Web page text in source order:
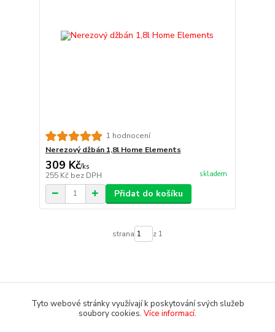
1 hodnocení
Nerezový džbán 1,8l Home Elements
309 Kč/ks
255 Kč bez DPH skladem
Přidat do košíku
strana z 1
Tyto webové stránky využívají k poskytování svých služeb
soubory cookies. Více informací.